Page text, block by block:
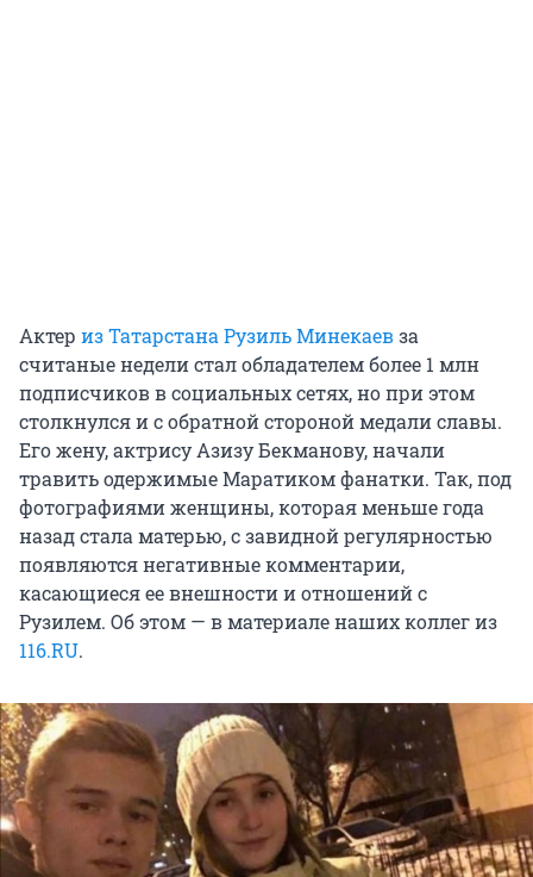
Актер из Татарстана Рузиль Минекаевза
считаные недели стал обладателем более 1 млн
подписчиков в социальных сетях, но при этом
столкнулся и с обратной стороной медали славы.
Его жену, актрису Азизу Бекманову, начали
травить одержимые Маратиком фанатки. Так, под
фотографиями женщины, которая меньше года
назад стала матерью, с завидной регулярностью
появляются негативные комментарии,
касающиеся ее внешности и отношений с
Рузилем. Об этом — в материале наших коллег из
116.RU.